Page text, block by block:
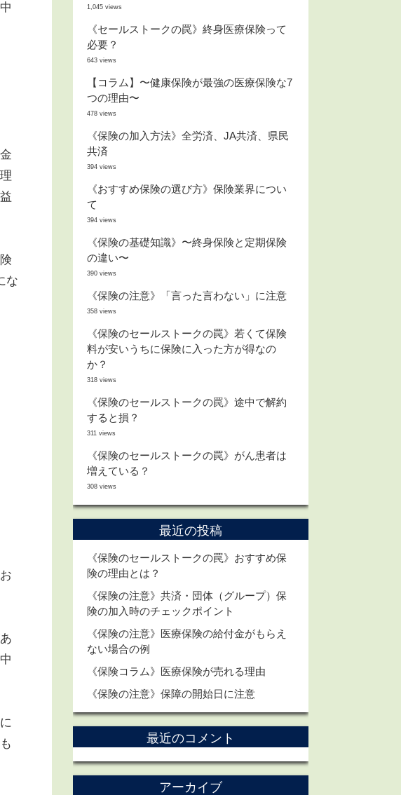
な
1,045 views
《セールストークの罠》終身医療保険って
必要？
643 views
【コラム】〜健康保険が最強の医療保険な7
つの理由〜
478 views
《保険の加入方法》全労済、JA共済、県民
共済
394 views
《おすすめ保険の選び方》保険業界につい
て
394 views
《保険の基礎知識》〜終身保険と定期保険
の違い〜
390 views
《保険の注意》「言った言わない」に注意
358 views
《保険のセールストークの罠》若くて保険
料が安いうちに保険に入った方が得なの
か？
318 views
《保険のセールストークの罠》途中で解約
すると損？
311 views
《保険のセールストークの罠》がん患者は
増えている？
308 views
最近の投稿
《保険のセールストークの罠》おすすめ保
険の理由とは？
《保険の注意》共済・団体（グループ）保
険の加入時のチェックポイント
《保険の注意》医療保険の給付金がもらえ
ない場合の例
《保険コラム》医療保険が売れる理由
《保険の注意》保障の開始日に注意
最近のコメント
アーカイブ